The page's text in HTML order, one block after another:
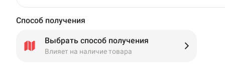
Способ получения
Выбрать способ получения
Влияет на наличие товара